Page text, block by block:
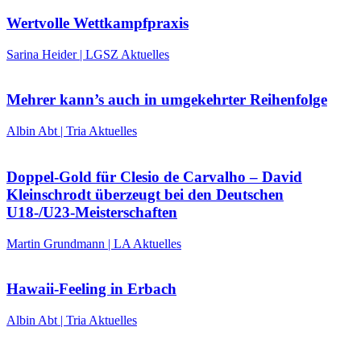
Wertvolle Wettkampfpraxis
Sarina Heider | LGSZ Aktuelles
Mehrer kann’s auch in umgekehrter Reihenfolge
Albin Abt | Tria Aktuelles
Doppel-Gold für Clesio de Carvalho – David
Kleinschrodt überzeugt bei den Deutschen
U18-/U23-Meisterschaften
Martin Grundmann | LA Aktuelles
Hawaii-Feeling in Erbach
Albin Abt | Tria Aktuelles